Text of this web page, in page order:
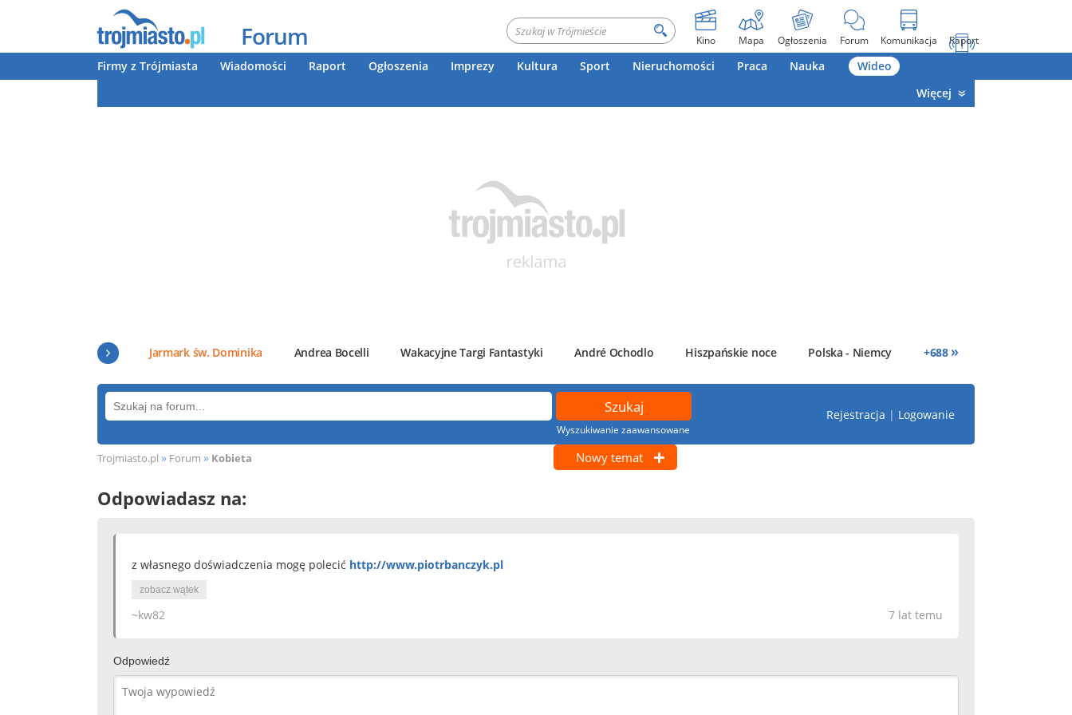
Forum Kino Mapa Ogłoszenia Forum Komunikacja Raport
Firmy z Trójmiasta Wiadomości Raport Ogłoszenia Imprezy Kultura Sport Nieruchomości Praca Nauka
Wideo
Więcej
Jarmark św. Dominika Andrea Bocelli Wakacyjne Targi Fantastyki André Ochodlo Hiszpańskie noce Polska - Niemcy +688 »
Wyszukiwanie zaawansowane
Rejestracja | Logowanie
Trojmiasto.pl » Forum » Kobieta Nowy temat
Odpowiadasz na:
z własnego doświadczenia mogę polecić http://www.piotrbanczyk.pl
zobacz wątek
7 lat temu
~kw82
Odpowiedź